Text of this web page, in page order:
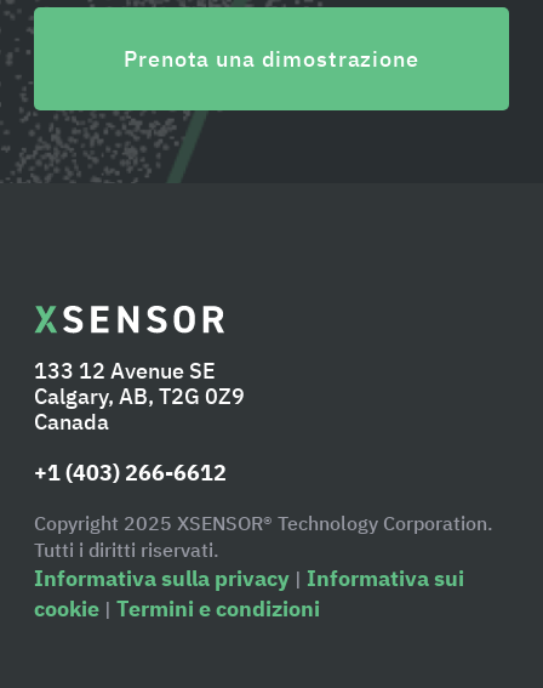
Prenota una dimostrazione
133 12 Avenue SE
Calgary, AB, T2G 0Z9
Canada
+1 (403) 266-6612
Copyright 2025 XSENSOR® Technology Corporation.
Tutti i diritti riservati.
Informativa sulla privacy | Informativa sui
cookie | Termini e condizioni